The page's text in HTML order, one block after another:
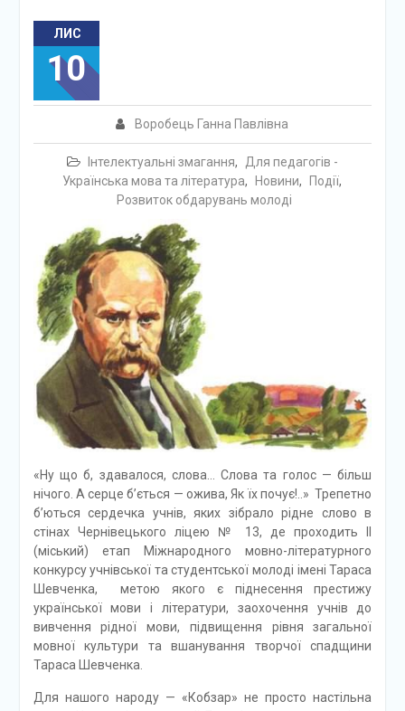
ЛИС
10
Воробець Ганна Павлівна
Інтелектуальні змагання,
Для педагогів -
Українська мова та література, Новини, Події,
Розвиток обдарувань молоді
«Ну що б, здавалося, слова… Слова та голос — більш
нічого. А серце б’ється — ожива, Як їх почує!..» Трепетно
б’ються сердечка учнів, яких зібрало рідне слово в
стінах Чернівецького ліцею № 13, де проходить ІІ
(міський) етап Міжнародного мовно-літературного
конкурсу учнівської та студентської молоді імені Тараса
Шевченка, метою якого є піднесення престижу
української мови і літератури, заохочення учнів до
вивчення рідної мови, підвищення рівня загальної
мовної культури та вшанування творчої спадщини
Тараса Шевченка.
Для нашого народу — «Кобзар» не просто настільна